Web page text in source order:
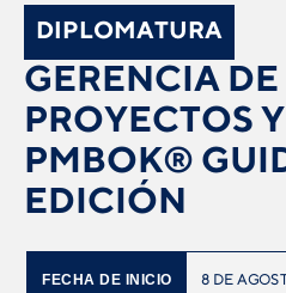
DIPLOMATURA
GERENCIA DE
PROYECTOS
PMBOK®
EDICIÓN
FECHA DE INICIO 8 DE